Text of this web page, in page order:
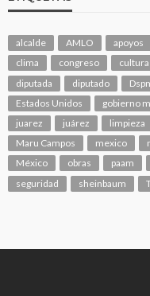
alcalde AMLO apoyos
clima
congreso cultura
diputada
diputado
Estados Unidos
gobierno
juarez
juárez limpieza
Maru Campos
mexico
México
obras paam
seguridad
sheinbaum